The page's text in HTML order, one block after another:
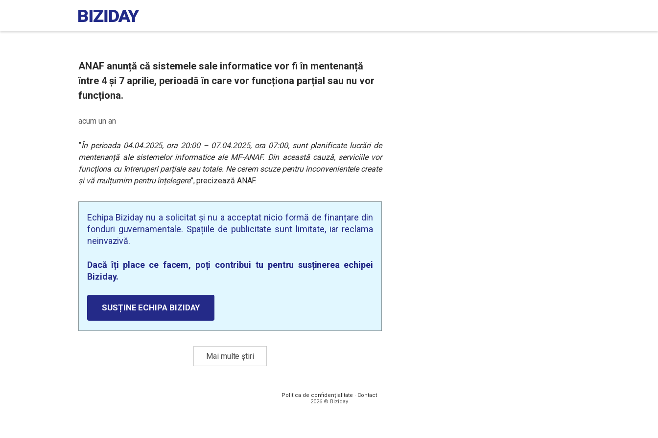
ANAF anunță că sistemele sale informatice vor fi în mentenanță
între 4 și 7 aprilie, perioadă în care vor funcționa parțial sau nu vor
funcționa.
acum un an
”În perioada 04.04.2025, ora 20:00 – 07.04.2025, ora 07:00, sunt planificate lucrări de
mentenanță ale sistemelor informatice ale MF-ANAF. Din această cauză, serviciile vor
funcționa cu întreruperi parțiale sau totale. Ne cerem scuze pentru inconvenientele create
și vă mulțumim pentru înțelegere”, precizează ANAF.
Echipa Biziday nu a solicitat și nu a acceptat nicio formă de finanțare din
fonduri guvernamentale. Spațiile de publicitate sunt limitate, iar reclama
neinvazivă.
Dacă îți place ce facem, poți contribui tu pentru susținerea echipei
Biziday.
SUSȚINE ECHIPA BIZIDAY
Mai multe știri
Politica de confidențialitate · Contact
2026 © Biziday